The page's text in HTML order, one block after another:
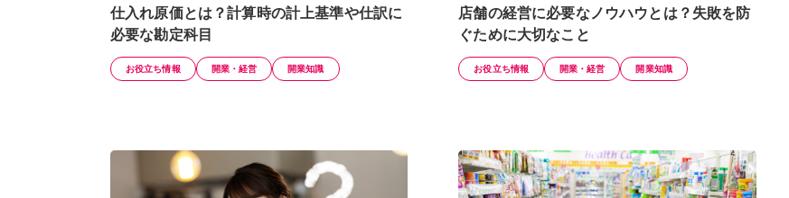
仕入れ原価とは？計算時の計上基準や仕訳に
必要な勘定科目
お役立ち情報 開業・経営 開業知識
店舗の経営に必要なノウハウとは？失敗を防
ぐために大切なこと
お役立ち情報 開業・経営 開業知識